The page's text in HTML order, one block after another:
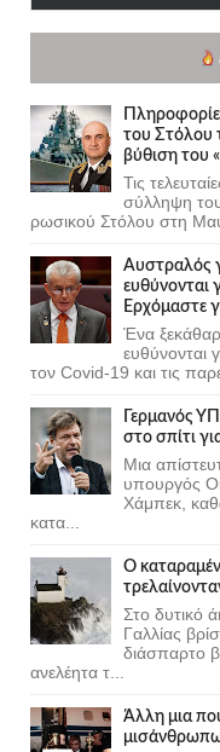
του Στόλου
βύθιση του
Τις
σύλληψη
ρωσικού Στόλου στη
Αυστραλός
ευθύνονται
Ερχόμαστε
Ένα
ευθύνονται
τον Covid-19 και τις
Γερμανός
στο σπίτι
Μια
υπουργός
Χάμπεκ,
κατα...
Ο
Στο δυτικό
Γαλλίας
διάσπαρτο
ανελέητα τ...
Άλλη μια